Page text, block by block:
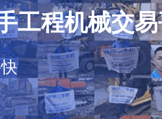
工程机械交易